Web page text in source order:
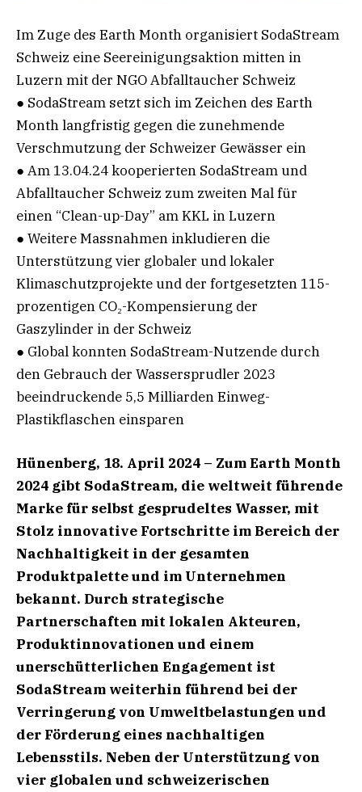
Im Zuge des Earth Month organisiert SodaStream
Schweiz eine Seereinigungsaktion mitten in
Luzern mit der NGO Abfalltaucher Schweiz
● SodaStream setzt sich im Zeichen des Earth
Month langfristig gegen die zunehmende
Verschmutzung der Schweizer Gewässer ein
● Am 13.04.24 kooperierten SodaStream und
Abfalltaucher Schweiz zum zweiten Mal für
einen “Clean-up-Day” am KKL in Luzern
● Weitere Massnahmen inkludieren die
Unterstützung vier globaler und lokaler
Klimaschutzprojekte und der fortgesetzten 115-
prozentigen CO₂-Kompensierung der
Gaszylinder in der Schweiz
● Global konnten SodaStream-Nutzende durch
den Gebrauch der Wassersprudler 2023
beeindruckende 5,5 Milliarden Einweg-
Plastikflaschen einsparen
Hünenberg, 18. April 2024 – Zum Earth Month
2024 gibt SodaStream, die weltweit führende
Marke für selbst gesprudeltes Wasser, mit
Stolz innovative Fortschritte im Bereich der
Nachhaltigkeit in der gesamten
Produktpalette und im Unternehmen
bekannt. Durch strategische
Partnerschaften mit lokalen Akteuren,
Produktinnovationen und einem
unerschütterlichen Engagement ist
SodaStream weiterhin führend bei der
Verringerung von Umweltbelastungen und
der Förderung eines nachhaltigen
Lebensstils. Neben der Unterstützung von
vier globalen und schweizerischen